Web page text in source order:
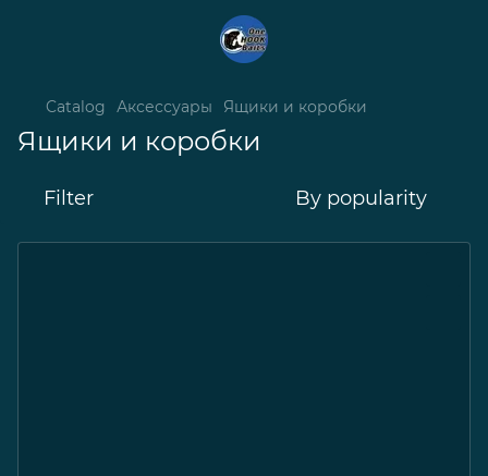
Catalog Аксессуары Ящики и коробки
Ящики и коробки
Filter By popularity